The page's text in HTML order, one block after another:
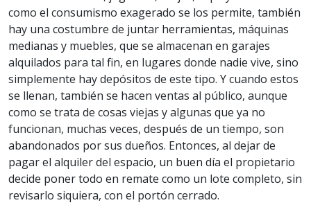
como el consumismo exagerado se los permite, también
hay una costumbre de juntar herramientas, máquinas
medianas y muebles, que se almacenan en garajes
alquilados para tal fin, en lugares donde nadie vive, sino
simplemente hay depósitos de este tipo. Y cuando estos
se llenan, también se hacen ventas al público, aunque
como se trata de cosas viejas y algunas que ya no
funcionan, muchas veces, después de un tiempo, son
abandonados por sus dueños. Entonces, al dejar de
pagar el alquiler del espacio, un buen día el propietario
decide poner todo en remate como un lote completo, sin
revisarlo siquiera, con el portón cerrado.